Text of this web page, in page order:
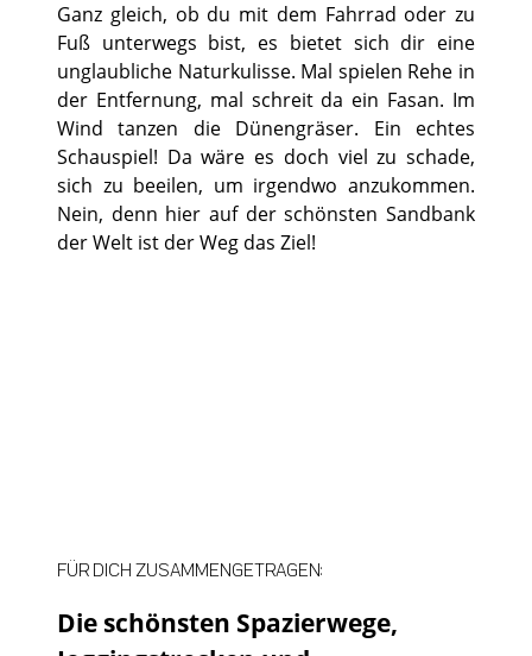
Ganz gleich, ob du mit dem Fahrrad oder zu
Fuß unterwegs bist, es bietet sich dir eine
unglaubliche Naturkulisse. Mal spielen Rehe in
der Entfernung, mal schreit da ein Fasan. Im
Wind tanzen die Dünengräser. Ein echtes
Schauspiel! Da wäre es doch viel zu schade,
sich zu beeilen, um irgendwo anzukommen.
Nein, denn hier auf der schönsten Sandbank
der Welt ist der Weg das Ziel!
Die schönsten Spazierwege,
FÜR DICH ZUSAMMENGETRAGEN: